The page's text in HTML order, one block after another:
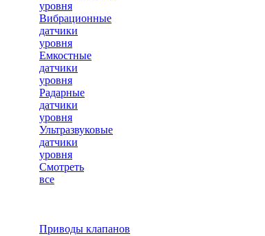
уровня
Вибрационные
датчики
уровня
Емкостные
датчики
уровня
Радарные
датчики
уровня
Ультразвуковые
датчики
уровня
Смотреть
все
Приводы клапанов